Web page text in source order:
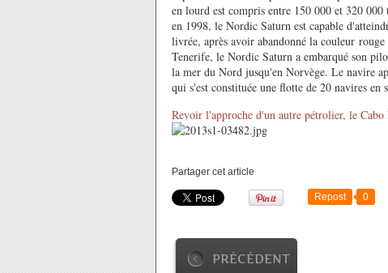
en lourd est compris entre 150 000 et 320
en 1998, le Nordic Saturn est capable
livrée, après avoir abandonné la couleur
Tenerife, le Nordic Saturn a embarqué son
la mer du Nord jusqu'en Norvège. Le navire
qui s'est constituée une flotte de 20 navires en
Revoir l'approche d'un autre pétrolier, le
Partager cet article
Repost 0
PRÉCÉDENT